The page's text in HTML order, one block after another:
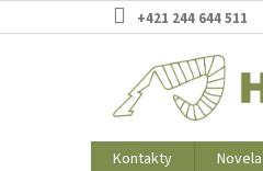
na
+421 244 644 511
Kontakty